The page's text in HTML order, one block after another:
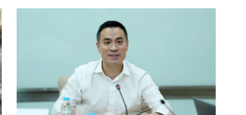
เฟซบุ๊ก เรียกร้องให้รัฐบาลเร่งปรับลดราคาน้ำมันขายปลีก
ภายในประเทศ หลังสถานการณ์ความตึงเครียดใน
ตะวันออกกลางเริ่มคลี่คลาย และราคาน้ำมันดิบในตลาด